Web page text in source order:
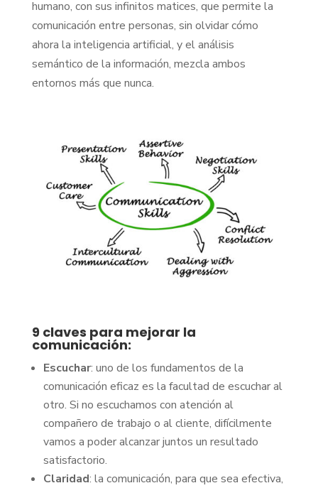
humano, con sus infinitos matices, que permite la
comunicación entre personas, sin olvidar cómo
ahora la inteligencia artificial, y el análisis
semántico de la información, mezcla ambos
entornos más que nunca.
9 claves para mejorar la
comunicación:
Escuchar: uno de los fundamentos de la
comunicación eficaz es la facultad de escuchar al
otro. Si no escuchamos con atención al
compañero de trabajo o al cliente, difícilmente
vamos a poder alcanzar juntos un resultado
satisfactorio.
Claridad: la comunicación, para que sea efectiva,